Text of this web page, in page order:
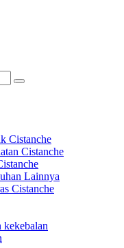
Cistanche
Cistanche
Lainnya
Cistanche